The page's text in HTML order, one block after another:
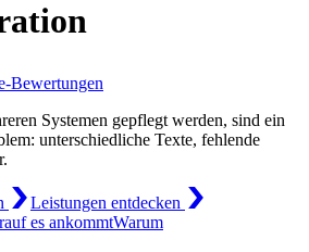
Bewertungen
Systemen gepflegt werden, sind ein
unterschiedliche Texte, fehlende
Leistungen entdecken
es ankommtWarum